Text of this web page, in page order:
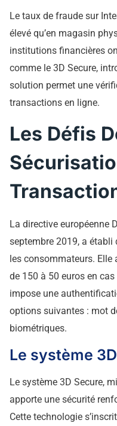
Le taux de fraude sur
élevé qu’en magasin
institutions financières
comme le 3D Secure,
solution permet une
transactions en ligne.
Les Défis
La directive européenne
septembre 2019, a établi
les consommateurs.
de 150 à 50 euros en
impose une
options suivantes : mot
biométriques.
Le système
Le système 3D Secure,
apporte une sécurité
Cette technologie